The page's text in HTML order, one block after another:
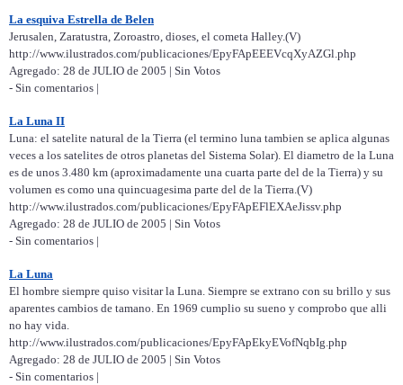
La esquiva Estrella de Belen
Jerusalen, Zaratustra, Zoroastro, dioses, el cometa Halley.(V)
http://www.ilustrados.com/publicaciones/EpyFApEEEVcqXyAZGl.php
Agregado: 28 de JULIO de 2005 | Sin Votos
- Sin comentarios |
La Luna II
Luna: el satelite natural de la Tierra (el termino luna tambien se aplica algunas
veces a los satelites de otros planetas del Sistema Solar). El diametro de la Luna
es de unos 3.480 km (aproximadamente una cuarta parte del de la Tierra) y su
volumen es como una quincuagesima parte del de la Tierra.(V)
http://www.ilustrados.com/publicaciones/EpyFApEFlEXAeJissv.php
Agregado: 28 de JULIO de 2005 | Sin Votos
- Sin comentarios |
La Luna
El hombre siempre quiso visitar la Luna. Siempre se extrano con su brillo y sus
aparentes cambios de tamano. En 1969 cumplio su sueno y comprobo que alli
no hay vida.
http://www.ilustrados.com/publicaciones/EpyFApEkyEVofNqbIg.php
Agregado: 28 de JULIO de 2005 | Sin Votos
- Sin comentarios |